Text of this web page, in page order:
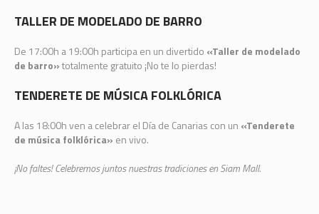
TALLER DE MODELADO DE BARRO
De 17:00h a 19:00h participa en un divertido «Taller de modelado
de barro»totalmente gratuito ¡No te lo pierdas!
TENDERETE DE MÚSICA FOLKLÓRICA
A las 18:00h ven a celebrar el Día de Canarias con un «Tenderete
de música folklórica» en vivo.
¡No faltes! Celebremos juntos nuestras tradiciones en Siam Mall.